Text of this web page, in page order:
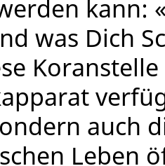
kann:
was Dich
auch
Leben